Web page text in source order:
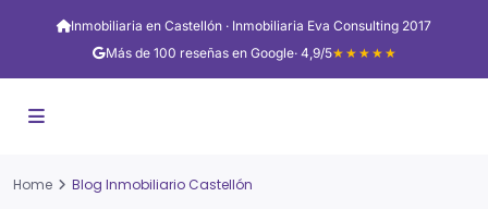
Inmobiliaria en Castellón · Inmobiliaria Eva Consulting 2017
Más de 100 reseñas en Google· 4,9/5★★★★★
Home Blog Inmobiliario Castellón